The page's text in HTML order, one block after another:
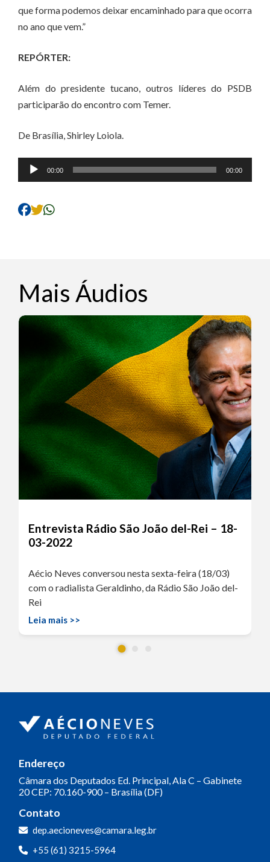
que forma podemos deixar encaminhado para que ocorra
no ano que vem.”
REPÓRTER:
Além do presidente tucano, outros líderes do PSDB
participarão do encontro com Temer.
De Brasília, Shirley Loiola.
Tocador
de
00:00 00:00
Mais Áudios
Entrevista Rádio São João del-Rei – 18-
03-2022
Aécio Neves conversou nesta sexta-feira (18/03)
com o radialista Geraldinho, da Rádio São João del-
Rei
Leia mais >>
Endereço
Câmara dos Deputados Ed. Principal, Ala C – Gabinete
20CEP: 70.160-900 – Brasília (DF)
Contato
dep.aecioneves@camara.leg.br
+55 (61) 3215-5964